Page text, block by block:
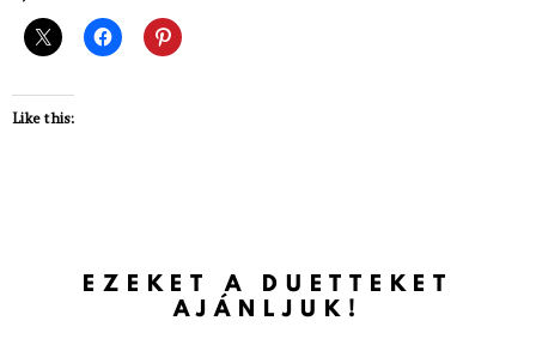
Like this:
EZEKET A DUETTEKET
AJÁNLJUK!